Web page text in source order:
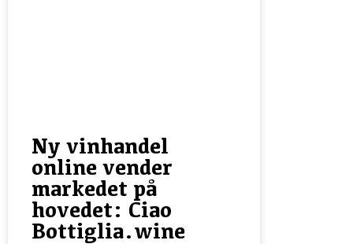
Ny vinhandel
online vender
markedet på
hovedet: Ciao
Bottiglia.wine